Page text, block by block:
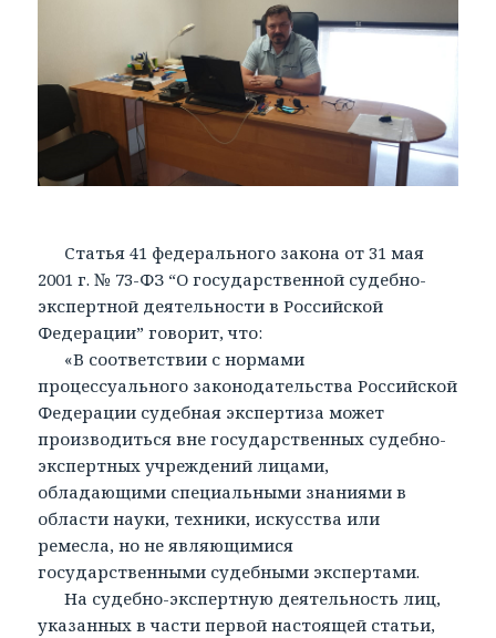
Статья 41 федерального закона от 31 мая
2001 г. № 73-ФЗ “О государственной судебно-
экспертной деятельности в Российской
Федерации” говорит, что:
«В соответствии с нормами
процессуального законодательства Российской
Федерации судебная экспертиза может
производиться вне государственных судебно-
экспертных учреждений лицами,
обладающими специальными знаниями в
области науки, техники, искусства или
ремесла, но не являющимися
государственными судебными экспертами.
На судебно-экспертную деятельность лиц,
указанных в части первой настоящей статьи,